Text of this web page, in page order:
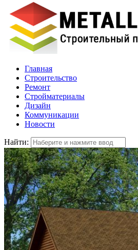
Главная
Строительство
Ремонт
Стройматериалы
Дизайн
Коммуникации
Новости
Найти: